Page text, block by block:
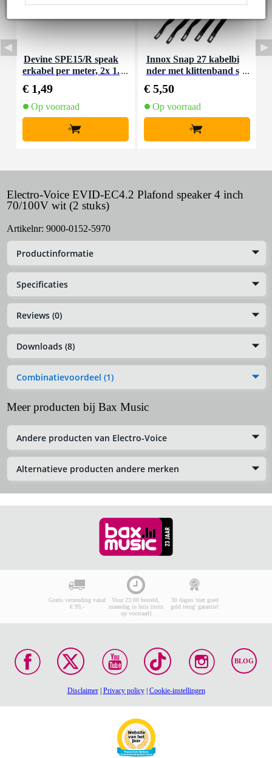
Devine SPE15/R speak
erkabel per meter, 2x 1.
€ 1,49
Op voorraad
+
Innox Snap 27 kabelbi
nder met klittenband s
€ 5,50
Op voorraad
+
Electro-Voice EVID-EC4.2 Plafond speaker 4 inch
70/100V wit (2 stuks)
Artikelnr: 9000-0152-5970
Productinformatie
Specificaties
Reviews (0)
Downloads (8)
Combinatievoordeel (1)
Meer producten bij Bax Music
Andere producten van Electro-Voice
Alternatieve producten andere merken
Gratis verzending vanaf
€ 99,-
Voor 23:00 besteld,
maandag in huis (mits
op voorraad)
30 dagen 'niet goed
geld terug' garantie!
BLOG
Disclaimer| Privacy policy| Cookie-instellingen